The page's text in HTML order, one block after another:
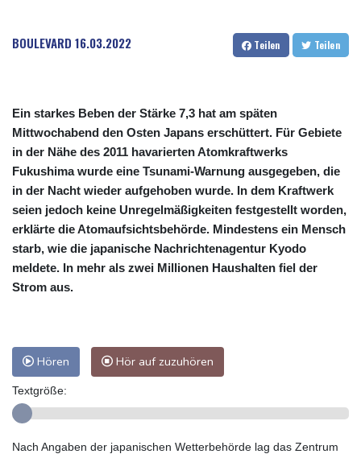
BOULEVARD 16.03.2022 Teilen Teilen
Ein starkes Beben der Stärke 7,3 hat am späten
Mittwochabend den Osten Japans erschüttert. Für Gebiete
in der Nähe des 2011 havarierten Atomkraftwerks
Fukushima wurde eine Tsunami-Warnung ausgegeben, die
in der Nacht wieder aufgehoben wurde. In dem Kraftwerk
seien jedoch keine Unregelmäßigkeiten festgestellt worden,
erklärte die Atomaufsichtsbehörde. Mindestens ein Mensch
starb, wie die japanische Nachrichtenagentur Kyodo
meldete. In mehr als zwei Millionen Haushalten fiel der
Strom aus.
Hören Hör auf zuzuhören
Textgröße:
Nach Angaben der japanischen Wetterbehörde lag das Zentrum